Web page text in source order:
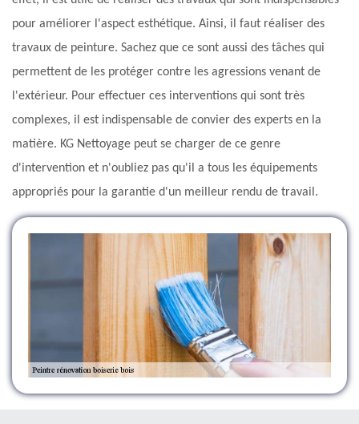
pour améliorer l'aspect esthétique. Ainsi, il faut réaliser des
travaux de peinture. Sachez que ce sont aussi des tâches qui
permettent de les protéger contre les agressions venant de
l'extérieur. Pour effectuer ces interventions qui sont très
complexes, il est indispensable de convier des experts en la
matière. KG Nettoyage peut se charger de ce genre
d'intervention et n'oubliez pas qu'il a tous les équipements
appropriés pour la garantie d'un meilleur rendu de travail.